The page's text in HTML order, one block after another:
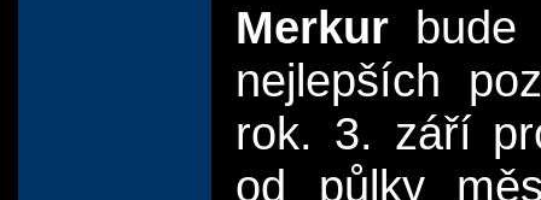
Merkur
nejlepších
rok. 3. září
od půlky